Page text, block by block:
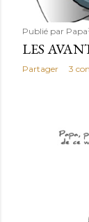
Publié par
LES
Partager 3